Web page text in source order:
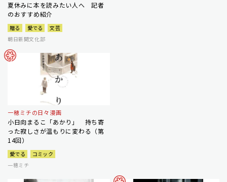
夏休みに本を読みたい人へ 記者
のおすすめ紹介
贈る 愛でる
文芸
朝日新聞文化部
一穂ミチの日々漫画
小日向まるこ「あかり」 持ち寄
った寂しさが温もりに変わる（第
14回）
愛でる
コミック
一穂ミチ